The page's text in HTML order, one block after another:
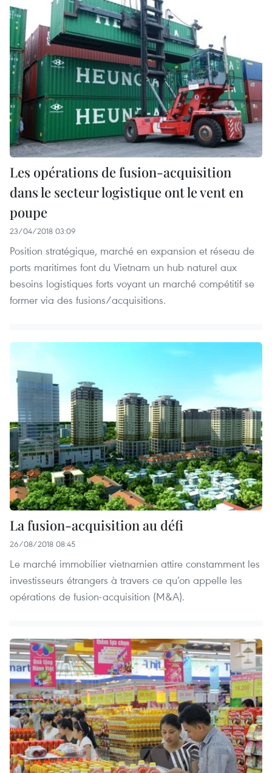
Les opérations de fusion-acquisition
dans le secteur logistique ont le vent en
poupe
23/04/2018 03:09
Position stratégique, marché en expansion et réseau de
ports maritimes font du Vietnam un hub naturel aux
besoins logistiques forts voyant un marché compétitif se
former via des fusions/acquisitions.
La fusion-acquisition au défi
26/08/2018 08:45
Le marché immobilier vietnamien attire constamment les
investisseurs étrangers à travers ce qu’on appelle les
opérations de fusion-acquisition (M&A).